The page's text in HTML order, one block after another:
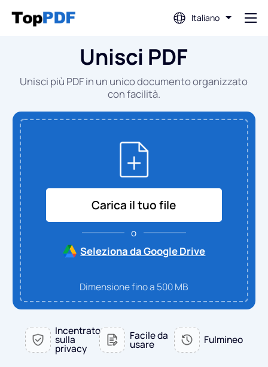
Italiano
Modifica PDF
Unisci PDF
Dividi PDF
Comprimi PDF
Converti da PDF
PDF in WORD
PDF in PPT
Converti in PDF
WORD in PDF
EXCEL in PDF
Converti in JPG
Unisci PDF
Unisci più PDF in un unico documento organizzato
con facilità.
Carica il tuo file
o
Seleziona da Google Drive
Dimensione fino a 500 MB
Incentrato
sulla
privacy
Facile da
usare Fulmineo